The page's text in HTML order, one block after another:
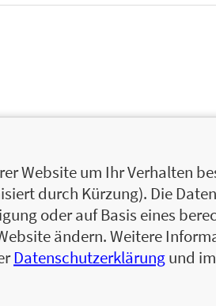
Website um Ihr Verhalten
durch Kürzung). Die
oder auf Basis eines
ändern. Weitere
Datenschutzerklärungund im